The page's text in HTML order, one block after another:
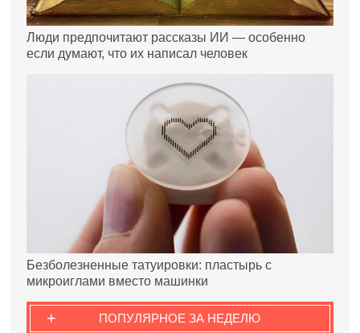
Люди предпочитают рассказы ИИ — особенно
если думают, что их написал человек
Безболезненные татуировки: пластырь с
микроиглами вместо машинки
ПОПУЛЯРНОЕ ЗА НЕДЕЛЮ
+